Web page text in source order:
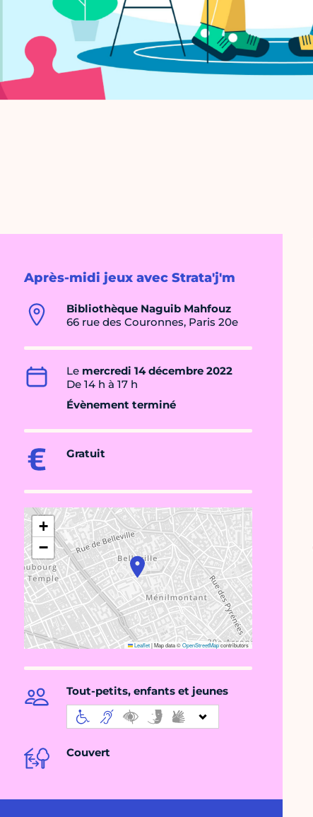
Après-midi jeux avec Strata'j'm
Bibliothèque Naguib Mahfouz
66 rue des Couronnes, Paris 20e
Le mercredi 14 décembre 2022
De 14 h à 17 h
Évènement terminé
Gratuit
+
−
Leaflet|Map data ©OpenStreetMapcontributors
Tout-petits, enfants et jeunes
Couvert